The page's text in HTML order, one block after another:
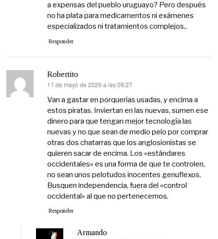
a expensas del pueblo uruguayo? Pero después
no ha plata para medicamentos ni exámenes
especializados ni tratamientos complejos..
Responder
Robertito
dice:
11 de mayo de 2026 a las 09:27
Van a gastar en porquerías usadas, y encima a
estos piratas. Inviertan en las nuevas, sumen ese
dinero para que tengan mejor tecnología las
nuevas y no que sean de medio pelo por comprar
otras dos chatarras que los anglosionistas se
quieren sacar de encima. Los «estándares
occidentales» es una forma de que te controlen,
no sean unos pelotudos inocentes genuflexos.
Busquen independencia, fuera del «control
occidental» al que no pertenecemos.
Responder
Armando